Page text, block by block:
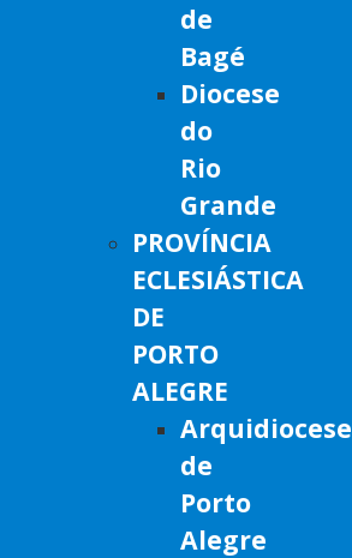
de
Bagé
Diocese
do
Rio
Grande
PROVÍNCIA
ECLESIÁSTICA
DE
PORTO
ALEGRE
Arquidiocese
de
Porto
Alegre